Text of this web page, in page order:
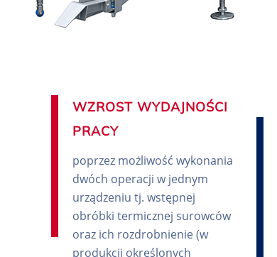
WZROST WYDAJNOŚCI
PRACY
poprzez możliwość wykonania
dwóch operacji w jednym
urządzeniu tj. wstępnej
obróbki termicznej surowców
oraz ich rozdrobnienie (w
produkcji określonych